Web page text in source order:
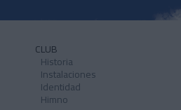
CLUB
Historia
Instalaciones
Identidad
Himno